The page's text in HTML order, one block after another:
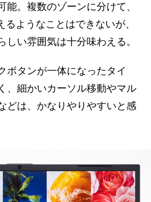
能。複数のゾーンに分けて、
ようなことはできないが、
い雰囲気は十分味わえる。
ボタンが一体になったタイ
、細かいカーソル移動やマル
どは、かなりやりやすいと感